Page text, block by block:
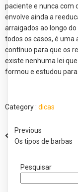
paciente e nunca com
envolve ainda a
arraigados ao longo
todos os casos, é
contínuo para que os
existe nenhuma lei
formou e estudou para
Category : dicas
Previous
Os tipos de barbas
Pesquisar